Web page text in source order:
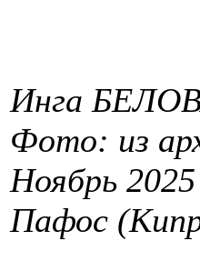
Инга
Фото: из
Ноябрь 2025
Пафос